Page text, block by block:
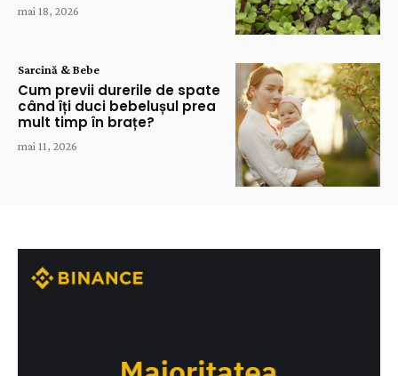
mai 18, 2026
Sarcină & Bebe
Cum previi durerile de spate
când îți duci bebelușul prea
mult timp în brațe?
mai 11, 2026